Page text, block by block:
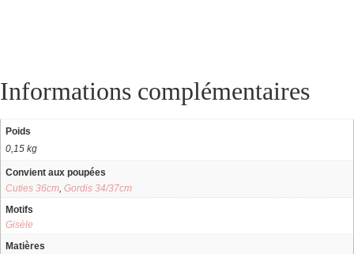
Informations complémentaires
Poids
0,15 kg
Convient aux poupées
Cuties 36cm, Gordis 34/37cm
Motifs
Gisèle
Matières